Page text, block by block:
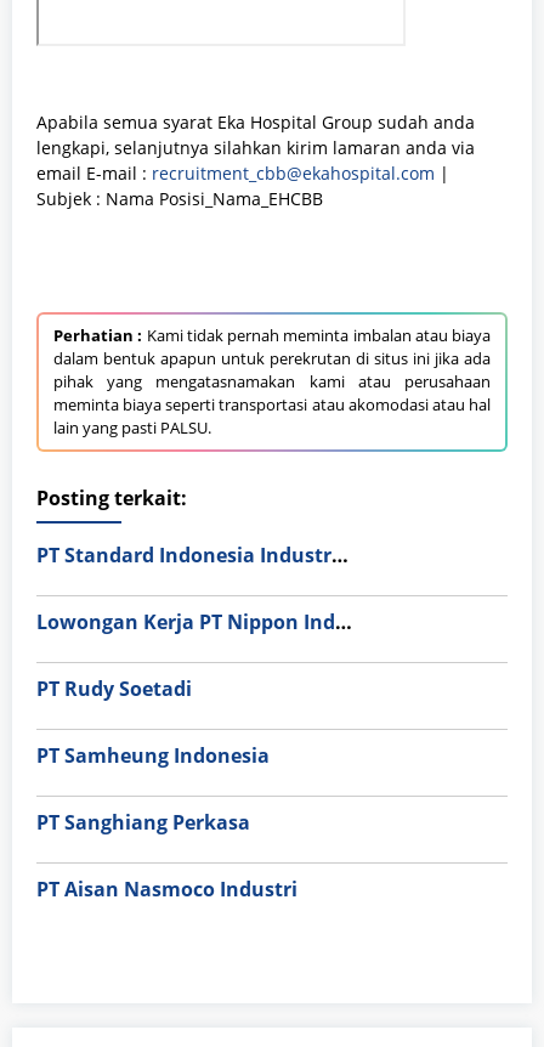
Apabila semua syarat Eka Hospital Group sudah anda
lengkapi, selanjutnya silahkan kirim lamaran anda via
email E-mail : recruitment_cbb@ekahospital.com |
Subjek : Nama Posisi_Nama_EHCBB
Perhatian : Kami tidak pernah meminta imbalan atau biaya
dalam bentuk apapun untuk perekrutan di situs ini jika ada
pihak yang mengatasnamakan kami atau perusahaan
meminta biaya seperti transportasi atau akomodasi atau hal
lain yang pasti PALSU.
Posting terkait:
PT Standard Indonesia Industry (PT SII)
Lowongan Kerja PT Nippon Indosari Corpindo Tbk. Bulan Agustus 2026
PT Rudy Soetadi
PT Samheung Indonesia
PT Sanghiang Perkasa
PT Aisan Nasmoco Industri